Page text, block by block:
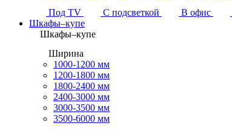
Под TV
С подсветкой В офис
Шкафы–купе
Шкафы–купе
Ширина
1000-1200 мм
1200-1800 мм
1800-2400 мм
2400-3000 мм
3000-3500 мм
3500-6000 мм